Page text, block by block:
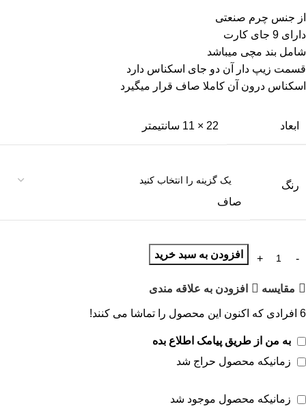
از جنس چرم صنعتی
دارای 9 جای کارت
شامل بند مچی میباشد
قسمت زیپ دار آن دو جای اسکناس دارد
اسکناس درون آن کاملا صاف قرار میگیرد
ابعاد 22 × 11 سانتیمتر
رنگ
صاف
افزودن به سبد خرید
مقايسه افزودن به علاقه مندی
6 افرادی که اکنون این محصول را تماشا می کنند!
به من از طریق پیامک اطلاع بده
زمانیکه محصول حراج شد
زمانیکه محصول موجود شد